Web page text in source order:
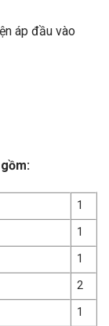
áp đầu vào
1
1
1
2
1